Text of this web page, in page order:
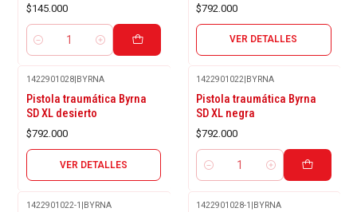
$145.000
Cantidad
$792.000
VER DETALLES
1422901028| BYRNA
Pistola traumática Byrna
SD XL desierto
$792.000
VER DETALLES
1422901022 BYRNA
Pistola traumática Byrna
SD XL negra
$792.000
Cantidad
1422901022-1 |BYRNA 1422901028-1 |BYRNA